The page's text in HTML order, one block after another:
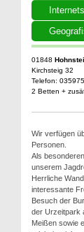
01848
Kirchsteig 32
Telefon:
2 Betten +
Wir verfügen
Personen.
Als
unserem
Herrliche
interessante
Besuch der
der Urzeitpark
Meißen sowie